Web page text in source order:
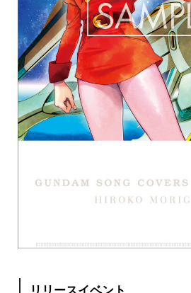
リリースイベント